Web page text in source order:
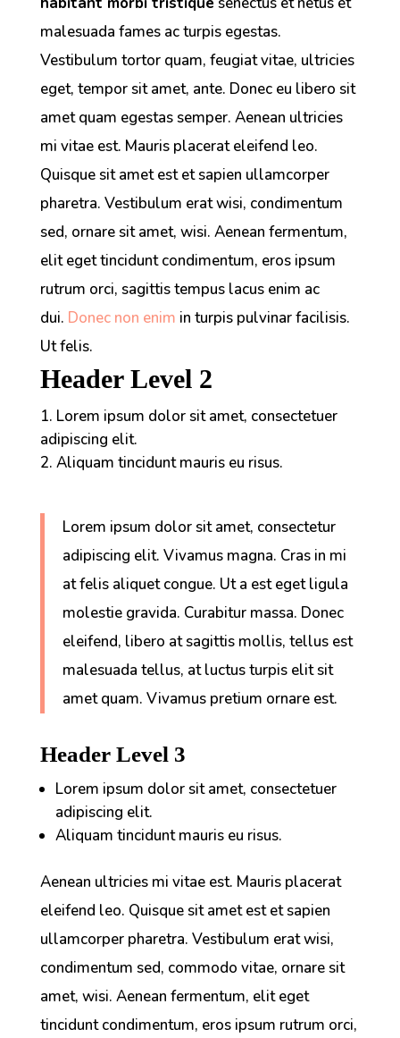
malesuada fames ac turpis egestas.
Vestibulum tortor quam, feugiat vitae, ultricies
eget, tempor sit amet, ante. Donec eu libero sit
amet quam egestas semper. Aenean ultricies
mi vitae est. Mauris placerat eleifend leo.
Quisque sit amet est et sapien ullamcorper
pharetra. Vestibulum erat wisi, condimentum
sed, ornare sit amet, wisi. Aenean fermentum,
elit eget tincidunt condimentum, eros ipsum
rutrum orci, sagittis tempus lacus enim ac
dui. Donec non enim in turpis pulvinar facilisis.
Ut felis.
Header Level 2
Lorem ipsum dolor sit amet, consectetuer
adipiscing elit.
Aliquam tincidunt mauris eu risus.
Lorem ipsum dolor sit amet, consectetur
adipiscing elit. Vivamus magna. Cras in mi
at felis aliquet congue. Ut a est eget ligula
molestie gravida. Curabitur massa. Donec
eleifend, libero at sagittis mollis, tellus est
malesuada tellus, at luctus turpis elit sit
amet quam. Vivamus pretium ornare est.
Header Level 3
Lorem ipsum dolor sit amet, consectetuer
adipiscing elit.
Aliquam tincidunt mauris eu risus.
Aenean ultricies mi vitae est. Mauris placerat
eleifend leo. Quisque sit amet est et sapien
ullamcorper pharetra. Vestibulum erat wisi,
condimentum sed, commodo vitae, ornare sit
amet, wisi. Aenean fermentum, elit eget
tincidunt condimentum, eros ipsum rutrum orci,